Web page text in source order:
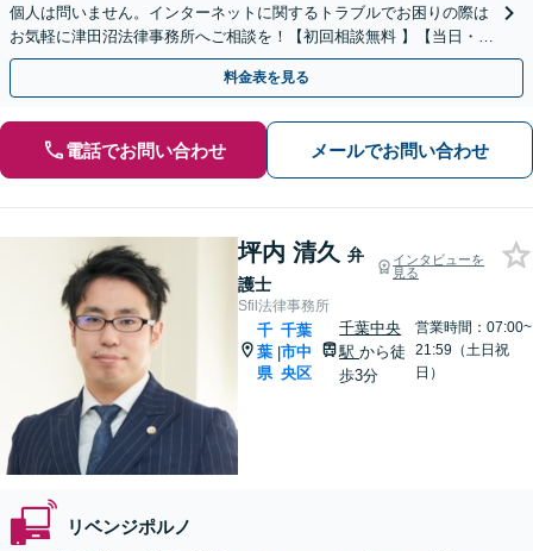
個人は問いません。インターネットに関するトラブルでお困りの際は
お気軽に津田沼法律事務所へご相談を！【初回相談無料 】【当日・休
日の面談可】
料金表を見る
電話でお問い合わせ メールでお問い合わせ
坪内 清久 弁
護士
インタビューを
見る
Sfil法律事務所
千
葉
県
|
千葉
市中
央区
千葉中央
駅から徒
歩3分
営業時間：07:00~
21:59（土日祝
日）
リベンジポルノ